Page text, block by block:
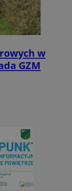
w
GZM